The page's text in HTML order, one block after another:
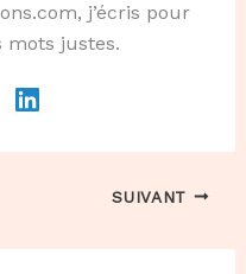
j’écris pour
mots justes.
SUIVANT